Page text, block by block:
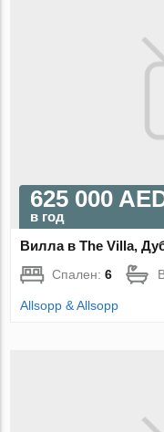
625 000
в год
Вилла в The Villa,
Спален:6
Allsopp & Allsopp